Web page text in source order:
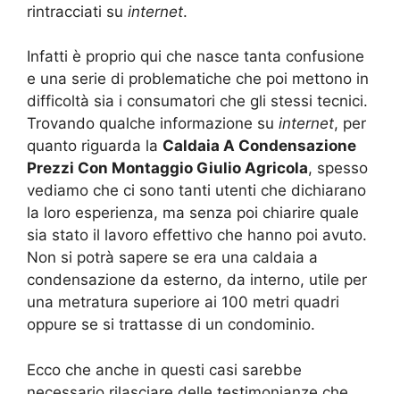
rintracciati su internet.
Infatti è proprio qui che nasce tanta confusione
e una serie di problematiche che poi mettono in
difficoltà sia i consumatori che gli stessi tecnici.
Trovando qualche informazione su internet, per
quanto riguarda la Caldaia A Condensazione
Prezzi Con Montaggio Giulio Agricola, spesso
vediamo che ci sono tanti utenti che dichiarano
la loro esperienza, ma senza poi chiarire quale
sia stato il lavoro effettivo che hanno poi avuto.
Non si potrà sapere se era una caldaia a
condensazione da esterno, da interno, utile per
una metratura superiore ai 100 metri quadri
oppure se si trattasse di un condominio.
Ecco che anche in questi casi sarebbe